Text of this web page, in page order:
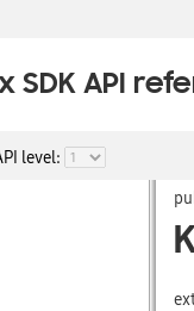
SDK API
level: